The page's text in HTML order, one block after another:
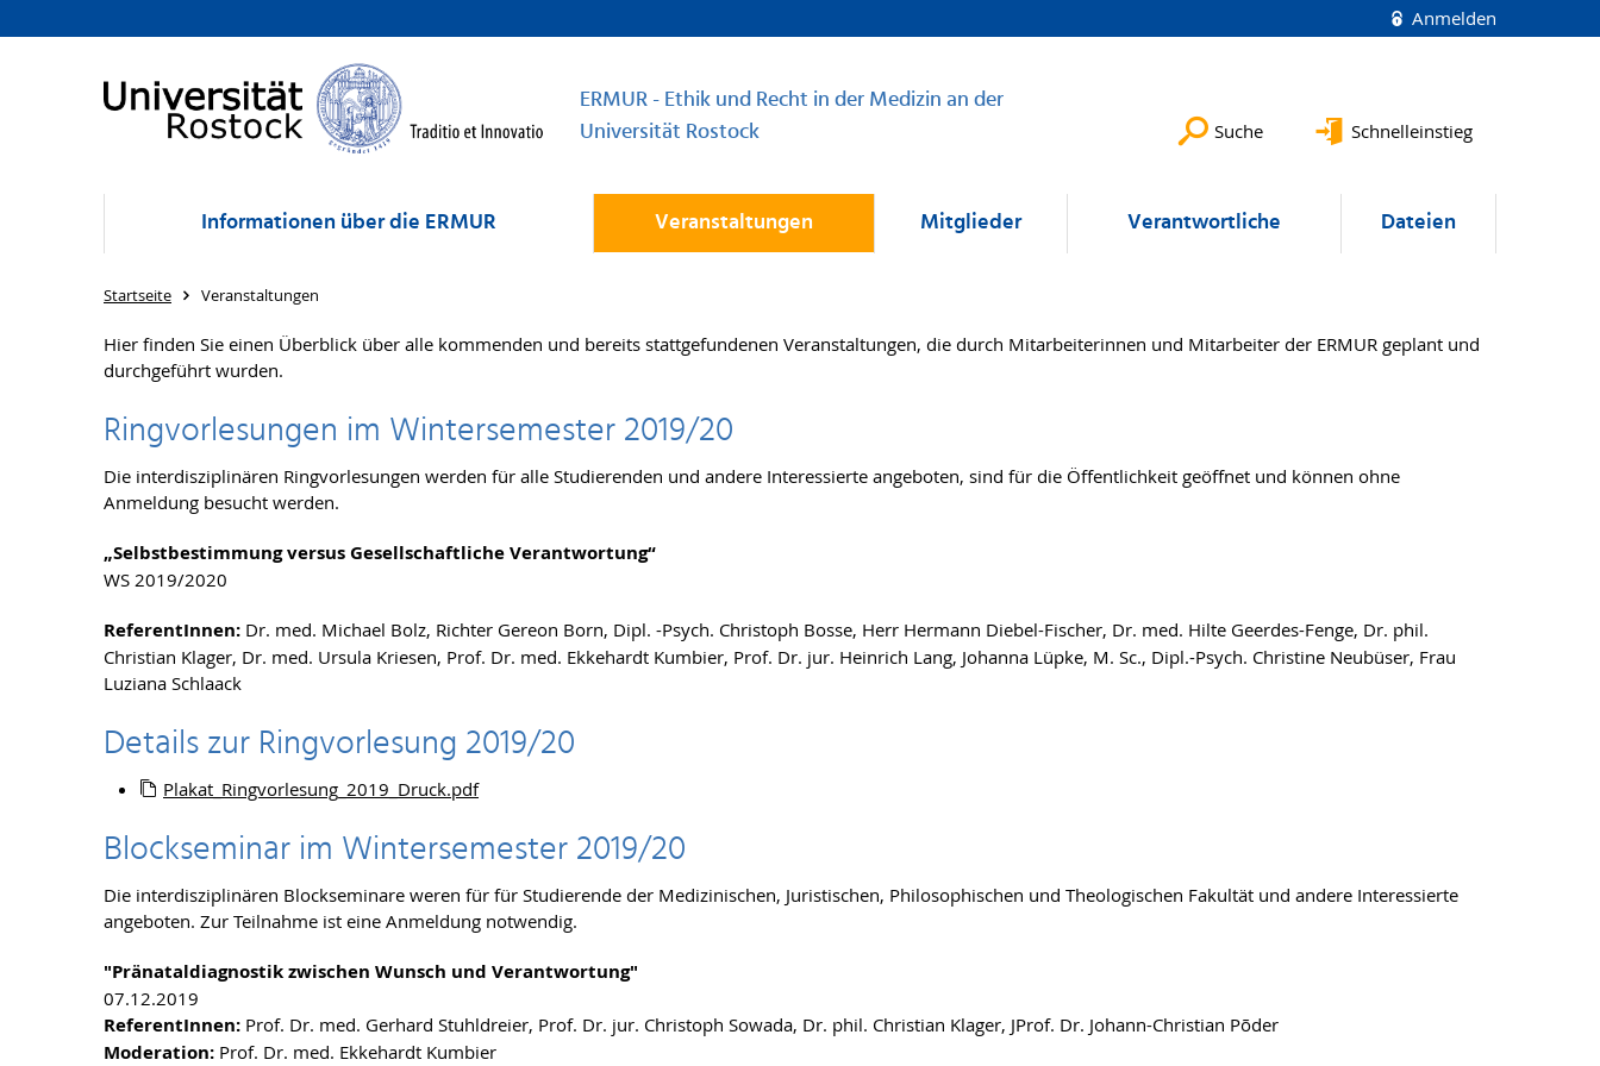
Anmelden
ERMUR - Ethik und Recht in der Medizin an der
Universität Rostock
Suche Schnelleinstieg
Informationen über die ERMUR Veranstaltungen Mitglieder Verantwortliche Dateien
Startseite Veranstaltungen
Hier finden Sie einen Überblick über alle kommenden und bereits stattgefundenen Veranstaltungen, die durch Mitarbeiterinnen und Mitarbeiter der ERMUR geplant und
durchgeführt wurden.
Ringvorlesungen im Wintersemester 2019/20
Die interdisziplinären Ringvorlesungen werden für alle Studierenden und andere Interessierte angeboten, sind für die Öffentlichkeit geöffnet und können ohne
Anmeldung besucht werden.
„Selbstbestimmung versus Gesellschaftliche Verantwortung“
WS 2019/2020
ReferentInnen: Dr. med. Michael Bolz, Richter Gereon Born, Dipl. -Psych. Christoph Bosse, Herr Hermann Diebel-Fischer, Dr. med. Hilte Geerdes-Fenge, Dr. phil.
Christian Klager, Dr. med. Ursula Kriesen, Prof. Dr. med. Ekkehardt Kumbier, Prof. Dr. jur. Heinrich Lang, Johanna Lüpke, M. Sc., Dipl.-Psych. Christine Neubüser, Frau
Luziana Schlaack
Details zur Ringvorlesung 2019/20
Plakat_Ringvorlesung_2019_Druck.pdf
Blockseminar im Wintersemester 2019/20
Die interdisziplinären Blockseminare weren für für Studierende der Medizinischen, Juristischen, Philosophischen und Theologischen Fakultät und andere Interessierte
angeboten. Zur Teilnahme ist eine Anmeldung notwendig.
"Pränataldiagnostik zwischen Wunsch und Verantwortung"
07.12.2019
ReferentInnen: Prof. Dr. med. Gerhard Stuhldreier, Prof. Dr. jur. Christoph Sowada, Dr. phil. Christian Klager, JProf. Dr. Johann-Christian Põder
Moderation: Prof. Dr. med. Ekkehardt Kumbier